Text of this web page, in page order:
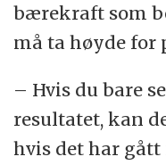
bærekraft som
må ta høyde for
– Hvis du bare
resultatet, kan
hvis det har gått